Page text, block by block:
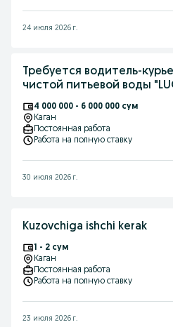
24 июля 2026 г.
Требуется водитель-
чистой питьевой воды
4 000 000 - 6 000 000 сум
Каган
Постоянная работа
Работа на полную ставку
30 июля 2026 г.
Kuzovchiga ishchi kerak
1 - 2 сум
Каган
Постоянная работа
Работа на полную ставку
23 июля 2026 г.